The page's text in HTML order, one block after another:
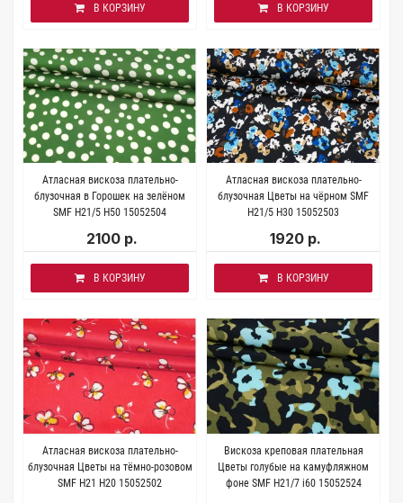
В КОРЗИНУ В КОРЗИНУ
Атласная вискоза плательно-
блузочная в Горошек на зелёном
SMF H21/5 H50 15052504
2100 р.
В КОРЗИНУ
Атласная вискоза плательно-
блузочная Цветы на чёрном SMF
H21/5 H30 15052503
1920 р.
В КОРЗИНУ
Атласная вискоза плательно-
блузочная Цветы на тёмно-розовом
SMF H21 H20 15052502
Вискоза креповая плательная
Цветы голубые на камуфляжном
фоне SMF H21/7 i60 15052524